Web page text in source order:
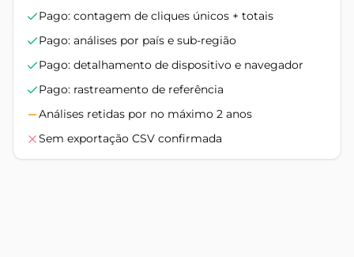
Pago: contagem de cliques únicos + totais
Pago: análises por país e sub-região
Pago: detalhamento de dispositivo e navegador
Pago: rastreamento de referência
Análises retidas por no máximo 2 anos
Sem exportação CSV confirmada